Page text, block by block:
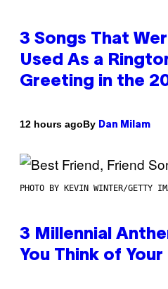
3 Songs That
Used As a
Greeting in the
12 hours agoBy Dan Milam
PHOTO BY KEVIN WINTER/GETTY
3 Millennial
You Think of